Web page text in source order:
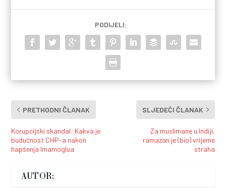
PODIJELI:
PRETHODNI ČLANAK
Korupcijski skandal: Kakva je
budućnost CHP-a nakon
hapšenja Imamoglua
SLJEDEĆI ČLANAK
Za muslimane u Indiji,
ramazan je (bio) vrijeme
straha
AUTOR: